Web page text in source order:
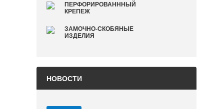
ПЕРФОРИРОВАНННЫЙ
КРЕПЕЖ
ЗАМОЧНО-СКОБЯНЫЕ
ИЗДЕЛИЯ
НОВОСТИ